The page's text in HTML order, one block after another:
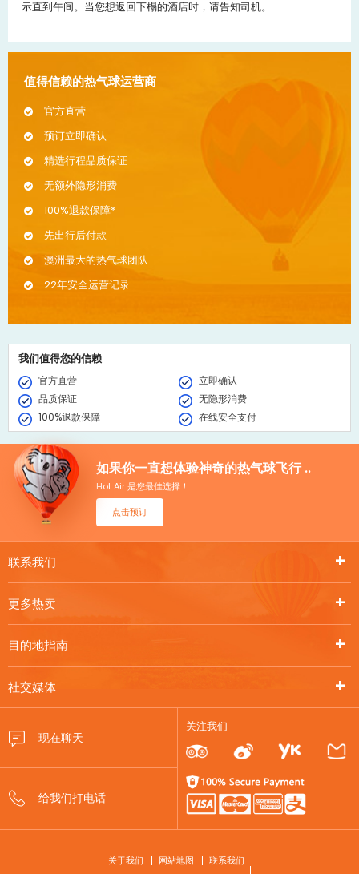
示直到午间。当您想返回下榻的酒店时，请告知司机。
值得信赖的热气球运营商
官方直营
预订立即确认
精选行程品质保证
无额外隐形消费
100%退款保障*
先出行后付款
澳洲最大的热气球团队
22年安全运营记录
我们值得您的信赖
官方直营
立即确认
品质保证
无隐形消费
100%退款保障
在线安全支付
如果你一直想体验神奇的热气球飞行 ..
Hot Air 是您最佳选择！
点击预订
更多热卖
目的地指南
社交媒体
联系我们
关注我们
关于我们 网站地图 联系我们